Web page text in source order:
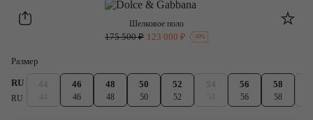
Dolce & Gabbana
Шелковое поло
175 500 ₽ 123 000 ₽ -30%
Размер
RU
RU
46
46
48
48
50
50
52
52
56
56
58
58